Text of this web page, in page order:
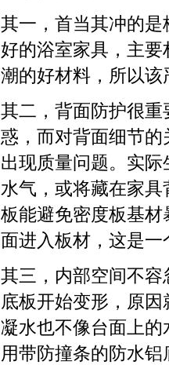
其一，首当其冲的
好的浴室家具，主
潮的好材料，所以
其二，背面防护很
惑，而对背面细节
出现质量问题。实
水气，或将藏在家
板能避免密度板基
面进入板材，这是
其三，内部空间不
底板开始变形，原
凝水也不像台面上
用带防撞条的防水